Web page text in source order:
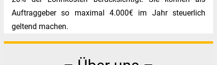
Auftraggeber so maximal 4.000€ im Jahr steuerlich
geltend machen.